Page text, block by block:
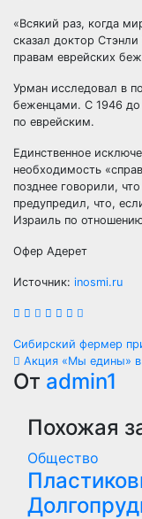
«Всякий раз, когда
сказал доктор
правам еврейских
Урман исследовал в
беженцами. С 1946 до
по еврейским.
Единственное
необходимость
позднее говорили,
предупредил, что,
Израиль по
Офер Адерет
Источник: inosmi.ru
по
записям
Сибирский фермер
Акция «Мы едины» в
От admin1
Похожая
Общество